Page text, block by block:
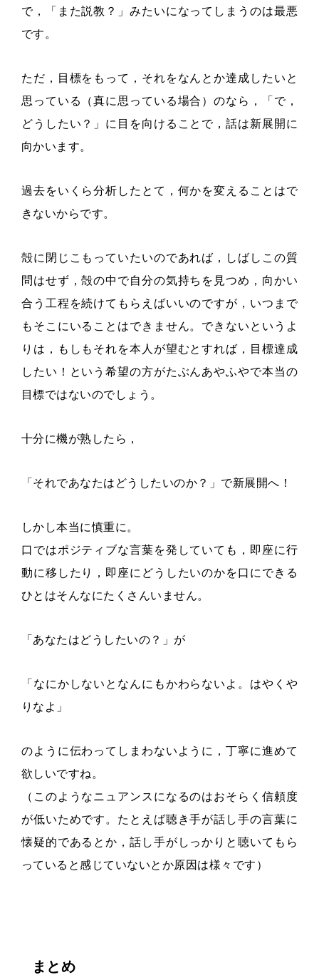
で，「また説教？」みたいになってしまうのは最悪
です。
ただ，目標をもって，それをなんとか達成したいと
思っている（真に思っている場合）のなら，「で，
どうしたい？」に目を向けることで，話は新展開に
向かいます。
過去をいくら分析したとて，何かを変えることはで
きないからです。
殻に閉じこもっていたいのであれば，しばしこの質
問はせず，殻の中で自分の気持ちを見つめ，向かい
合う工程を続けてもらえばいいのですが，いつまで
もそこにいることはできません。できないというよ
りは，もしもそれを本人が望むとすれば，目標達成
したい！という希望の方がたぶんあやふやで本当の
目標ではないのでしょう。
十分に機が熟したら，
「それであなたはどうしたいのか？」で新展開へ！
しかし本当に慎重に。
口ではポジティブな言葉を発していても，即座に行
動に移したり，即座にどうしたいのかを口にできる
ひとはそんなにたくさんいません。
「あなたはどうしたいの？」が
「なにかしないとなんにもかわらないよ。はやくや
りなよ」
のように伝わってしまわないように，丁寧に進めて
欲しいですね。
（このようなニュアンスになるのはおそらく信頼度
が低いためです。たとえば聴き手が話し手の言葉に
懐疑的であるとか，話し手がしっかりと聴いてもら
っていると感じていないとか原因は様々です）
まとめ